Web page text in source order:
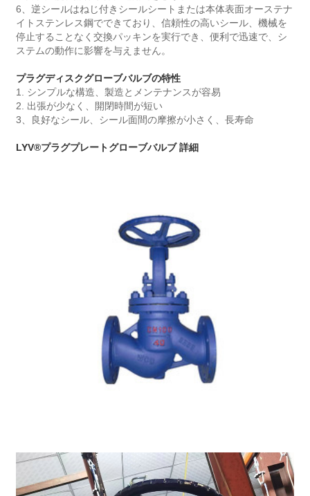
6、逆シールはねじ付きシールシートまたは本体表面オーステナ
イトステンレス鋼でできており、信頼性の高いシール、機械を
停止することなく交換パッキンを実行でき、便利で迅速で、シ
ステムの動作に影響を与えません。
プラグディスクグローブバルブの特性
1. シンプルな構造、製造とメンテナンスが容易
2. 出張が少なく、開閉時間が短い
3、良好なシール、シール面間の摩擦が小さく、長寿命
LYV®プラグプレートグローブバルブ 詳細